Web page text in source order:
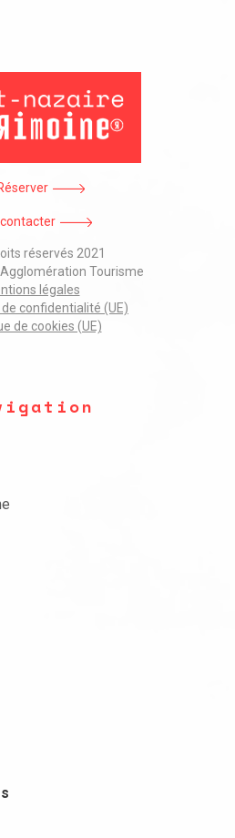
contacter
réservés 2021
Tourisme
légales
confidentialité (UE)
de cookies (UE)